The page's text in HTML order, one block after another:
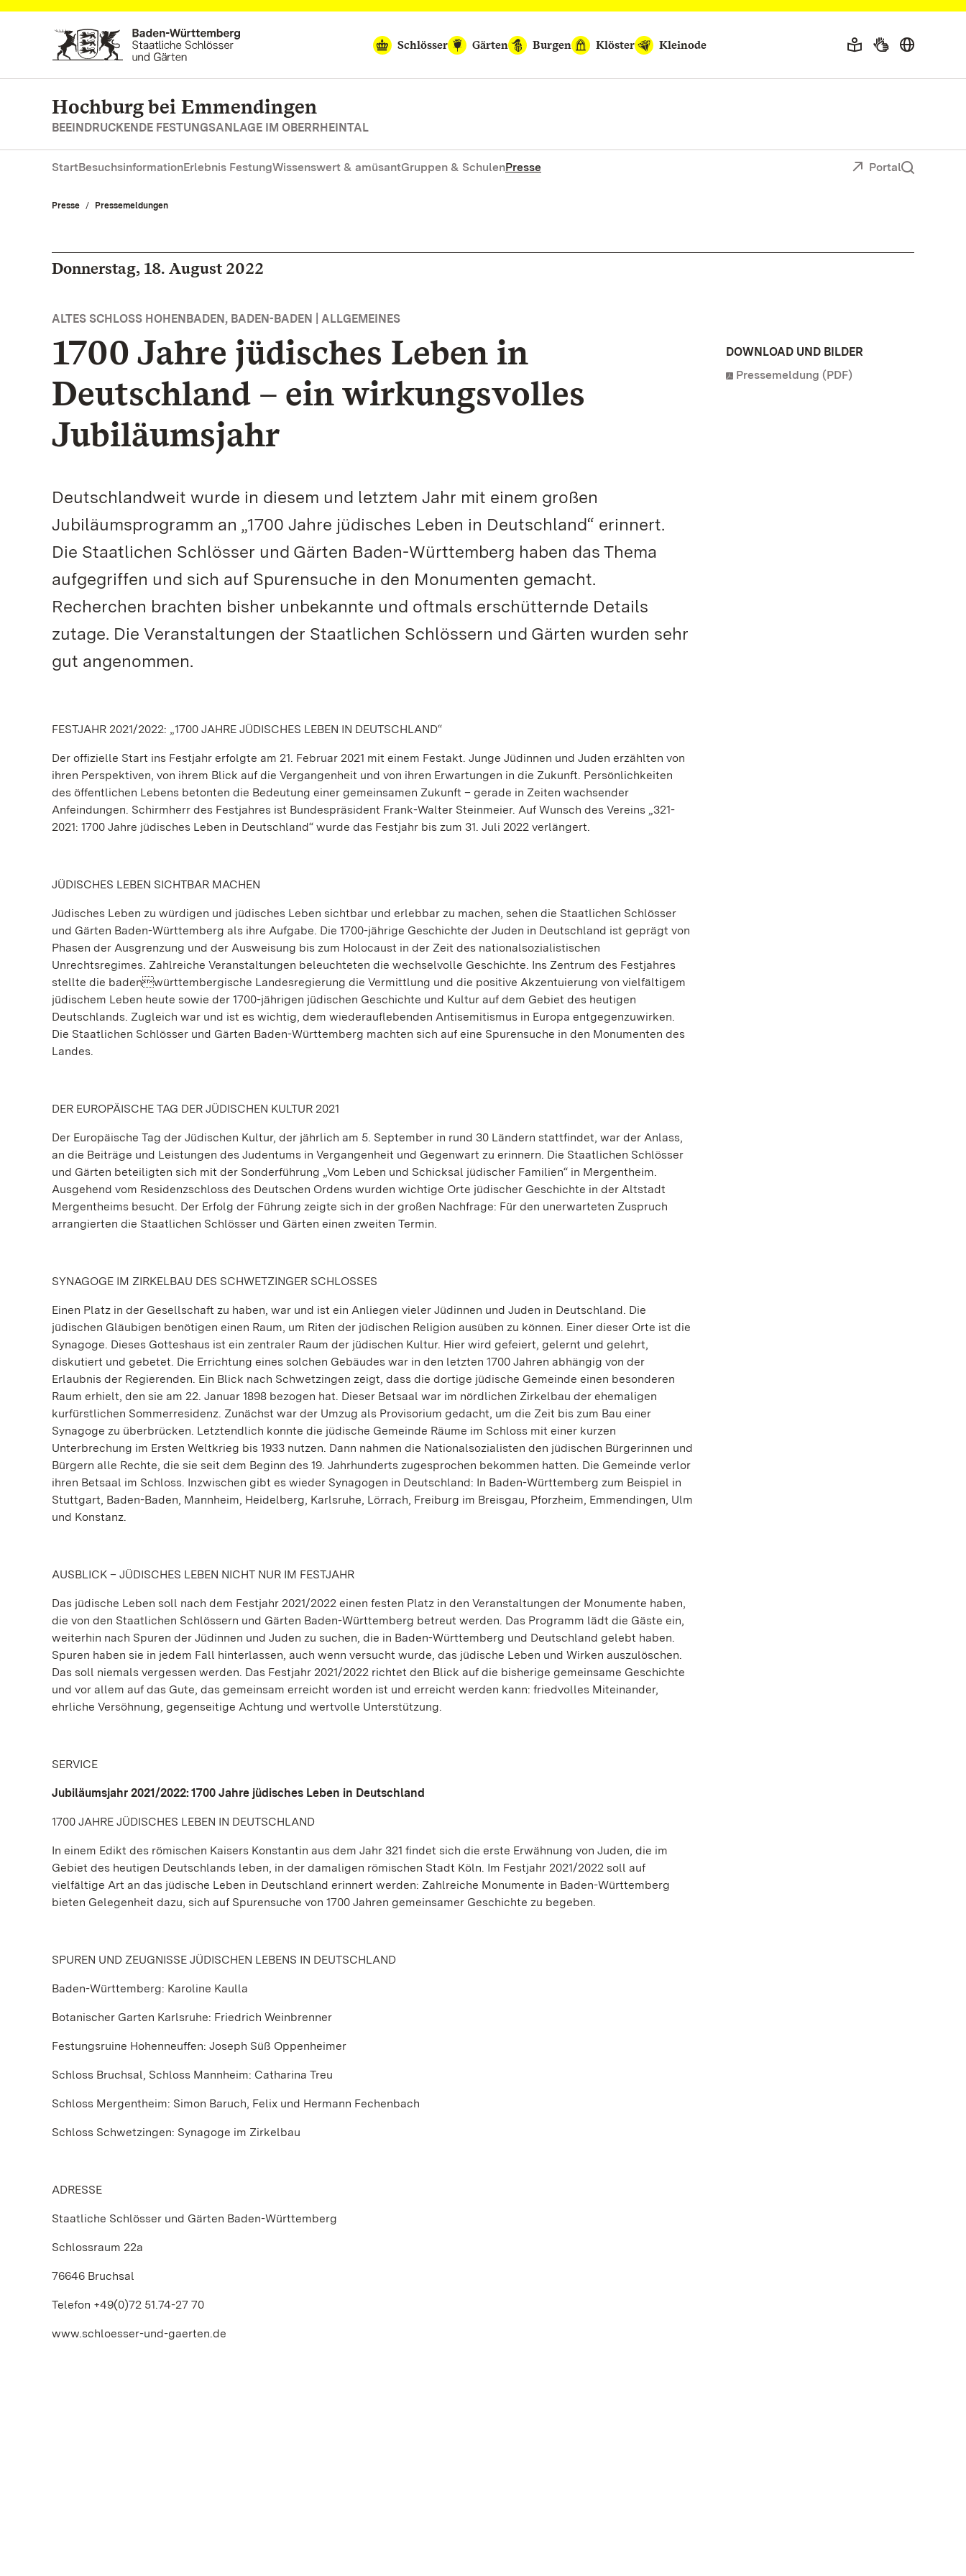
Zum Hauptinhalt springen
Schlösser
Gärten Burgen Klöster Kleinode
Hochburg bei Emmendingen
BEEINDRUCKENDE FESTUNGSANLAGE IM OBERRHEINTAL
StartBesuchsinformationErlebnis FestungWissenswert & amüsantGruppen & SchulenPresse Portal
Presse Pressemeldungen
Donnerstag, 18. August 2022
ALTES SCHLOSS HOHENBADEN, BADEN-BADEN | ALLGEMEINES
1700 Jahre jüdisches Leben in
Deutschland – ein wirkungsvolles
Jubiläumsjahr
Deutschlandweit wurde in diesem und letztem Jahr mit einem großen
Jubiläumsprogramm an „1700 Jahre jüdisches Leben in Deutschland“ erinnert.
Die Staatlichen Schlösser und Gärten Baden-Württemberg haben das Thema
aufgegriffen und sich auf Spurensuche in den Monumenten gemacht.
Recherchen brachten bisher unbekannte und oftmals erschütternde Details
zutage. Die Veranstaltungen der Staatlichen Schlössern und Gärten wurden sehr
gut angenommen.
FESTJAHR 2021/2022: „1700 JAHRE JÜDISCHES LEBEN IN DEUTSCHLAND“
Der offizielle Start ins Festjahr erfolgte am 21. Februar 2021 mit einem Festakt. Junge Jüdinnen und Juden erzählten von
ihren Perspektiven, von ihrem Blick auf die Vergangenheit und von ihren Erwartungen in die Zukunft. Persönlichkeiten
des öffentlichen Lebens betonten die Bedeutung einer gemeinsamen Zukunft – gerade in Zeiten wachsender
Anfeindungen. Schirmherr des Festjahres ist Bundespräsident Frank-Walter Steinmeier. Auf Wunsch des Vereins „321-
2021: 1700 Jahre jüdisches Leben in Deutschland“ wurde das Festjahr bis zum 31. Juli 2022 verlängert.
JÜDISCHES LEBEN SICHTBAR MACHEN
Jüdisches Leben zu würdigen und jüdisches Leben sichtbar und erlebbar zu machen, sehen die Staatlichen Schlösser
und Gärten Baden-Württemberg als ihre Aufgabe. Die 1700-jährige Geschichte der Juden in Deutschland ist geprägt von
Phasen der Ausgrenzung und der Ausweisung bis zum Holocaust in der Zeit des nationalsozialistischen
Unrechtsregimes. Zahlreiche Veranstaltungen beleuchteten die wechselvolle Geschichte. Ins Zentrum des Festjahres
stellte die badenwürttembergische Landesregierung die Vermittlung und die positive Akzentuierung von vielfältigem
jüdischem Leben heute sowie der 1700-jährigen jüdischen Geschichte und Kultur auf dem Gebiet des heutigen
Deutschlands. Zugleich war und ist es wichtig, dem wiederauflebenden Antisemitismus in Europa entgegenzuwirken.
Die Staatlichen Schlösser und Gärten Baden-Württemberg machten sich auf eine Spurensuche in den Monumenten des
Landes.
DER EUROPÄISCHE TAG DER JÜDISCHEN KULTUR 2021
Der Europäische Tag der Jüdischen Kultur, der jährlich am 5. September in rund 30 Ländern stattfindet, war der Anlass,
an die Beiträge und Leistungen des Judentums in Vergangenheit und Gegenwart zu erinnern. Die Staatlichen Schlösser
und Gärten beteiligten sich mit der Sonderführung „Vom Leben und Schicksal jüdischer Familien“ in Mergentheim.
Ausgehend vom Residenzschloss des Deutschen Ordens wurden wichtige Orte jüdischer Geschichte in der Altstadt
Mergentheims besucht. Der Erfolg der Führung zeigte sich in der großen Nachfrage: Für den unerwarteten Zuspruch
arrangierten die Staatlichen Schlösser und Gärten einen zweiten Termin.
SYNAGOGE IM ZIRKELBAU DES SCHWETZINGER SCHLOSSES
Einen Platz in der Gesellschaft zu haben, war und ist ein Anliegen vieler Jüdinnen und Juden in Deutschland. Die
jüdischen Gläubigen benötigen einen Raum, um Riten der jüdischen Religion ausüben zu können. Einer dieser Orte ist die
Synagoge. Dieses Gotteshaus ist ein zentraler Raum der jüdischen Kultur. Hier wird gefeiert, gelernt und gelehrt,
diskutiert und gebetet. Die Errichtung eines solchen Gebäudes war in den letzten 1700 Jahren abhängig von der
Erlaubnis der Regierenden. Ein Blick nach Schwetzingen zeigt, dass die dortige jüdische Gemeinde einen besonderen
Raum erhielt, den sie am 22. Januar 1898 bezogen hat. Dieser Betsaal war im nördlichen Zirkelbau der ehemaligen
kurfürstlichen Sommerresidenz. Zunächst war der Umzug als Provisorium gedacht, um die Zeit bis zum Bau einer
Synagoge zu überbrücken. Letztendlich konnte die jüdische Gemeinde Räume im Schloss mit einer kurzen
Unterbrechung im Ersten Weltkrieg bis 1933 nutzen. Dann nahmen die Nationalsozialisten den jüdischen Bürgerinnen und
Bürgern alle Rechte, die sie seit dem Beginn des 19. Jahrhunderts zugesprochen bekommen hatten. Die Gemeinde verlor
ihren Betsaal im Schloss. Inzwischen gibt es wieder Synagogen in Deutschland: In Baden-Württemberg zum Beispiel in
Stuttgart, Baden-Baden, Mannheim, Heidelberg, Karlsruhe, Lörrach, Freiburg im Breisgau, Pforzheim, Emmendingen, Ulm
und Konstanz.
AUSBLICK – JÜDISCHES LEBEN NICHT NUR IM FESTJAHR
Das jüdische Leben soll nach dem Festjahr 2021/2022 einen festen Platz in den Veranstaltungen der Monumente haben,
die von den Staatlichen Schlössern und Gärten Baden-Württemberg betreut werden. Das Programm lädt die Gäste ein,
weiterhin nach Spuren der Jüdinnen und Juden zu suchen, die in Baden-Württemberg und Deutschland gelebt haben.
Spuren haben sie in jedem Fall hinterlassen, auch wenn versucht wurde, das jüdische Leben und Wirken auszulöschen.
Das soll niemals vergessen werden. Das Festjahr 2021/2022 richtet den Blick auf die bisherige gemeinsame Geschichte
und vor allem auf das Gute, das gemeinsam erreicht worden ist und erreicht werden kann: friedvolles Miteinander,
ehrliche Versöhnung, gegenseitige Achtung und wertvolle Unterstützung.
SERVICE
Jubiläumsjahr 2021/2022: 1700 Jahre jüdisches Leben in Deutschland
1700 JAHRE JÜDISCHES LEBEN IN DEUTSCHLAND
In einem Edikt des römischen Kaisers Konstantin aus dem Jahr 321 findet sich die erste Erwähnung von Juden, die im
Gebiet des heutigen Deutschlands leben, in der damaligen römischen Stadt Köln. Im Festjahr 2021/2022 soll auf
vielfältige Art an das jüdische Leben in Deutschland erinnert werden: Zahlreiche Monumente in Baden-Württemberg
bieten Gelegenheit dazu, sich auf Spurensuche von 1700 Jahren gemeinsamer Geschichte zu begeben.
SPUREN UND ZEUGNISSE JÜDISCHEN LEBENS IN DEUTSCHLAND
Baden-Württemberg: Karoline Kaulla
Botanischer Garten Karlsruhe: Friedrich Weinbrenner
Festungsruine Hohenneuffen: Joseph Süß Oppenheimer
Schloss Bruchsal, Schloss Mannheim: Catharina Treu
Schloss Mergentheim: Simon Baruch, Felix und Hermann Fechenbach
Schloss Schwetzingen: Synagoge im Zirkelbau
ADRESSE
Staatliche Schlösser und Gärten Baden-Württemberg
Schlossraum 22a
76646 Bruchsal
Telefon +49(0)72 51.74-27 70
www.schloesser-und-gaerten.de
DOWNLOAD UND BILDER
Pressemeldung (PDF)